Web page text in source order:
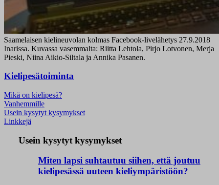
Saamelaisen kielineuvolan kolmas Facebook-livelähetys 27.9.2018
Inarissa. Kuvassa vasemmalta: Riitta Lehtola, Pirjo Lotvonen, Merja
Pieski, Niina Aikio-Siltala ja Annika Pasanen.
Kielipesätoiminta
Mikä on kielipesä?
Vanhemmille
Usein kysytyt kysymykset
Linkkejä
Usein kysytyt kysymykset
Miten lapsi suhtautuu siihen, että joutuu
kielipesässä uuteen kieliympäristöön?